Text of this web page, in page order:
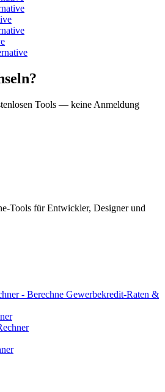
Tools — keine Anmeldung
Tools für Entwickler, Designer und
- Berechne Gewerbekredit-Raten &